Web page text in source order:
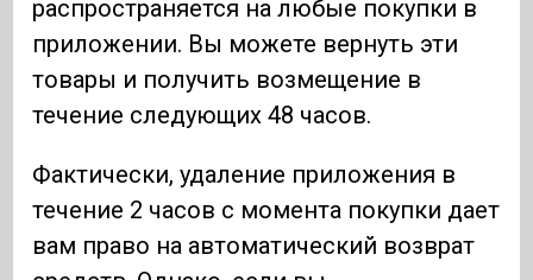
распространяется на любые покупки в
приложении. Вы можете вернуть эти
товары и получить возмещение в
течение следующих 48 часов.
Фактически, удаление приложения в
течение 2 часов с момента покупки дает
вам право на автоматический возврат